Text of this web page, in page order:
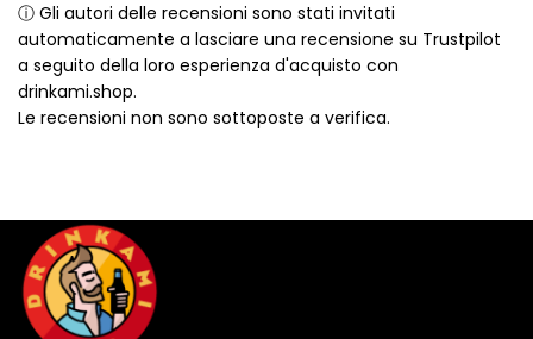
ⓘ Gli autori delle recensioni sono stati invitati
automaticamente a lasciare una recensione su Trustpilot
a seguito della loro esperienza d'acquisto con
drinkami.shop.
Le recensioni non sono sottoposte a verifica.